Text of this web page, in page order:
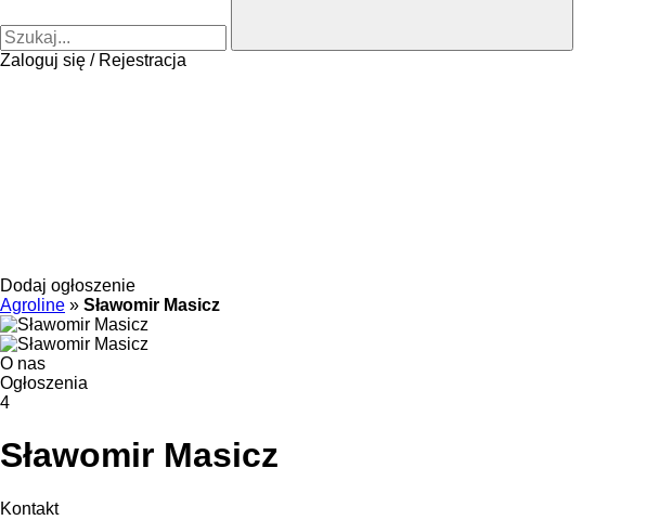
Zaloguj się / Rejestracja
Dodaj ogłoszenie
Agroline » Sławomir Masicz
O nas
Ogłoszenia
4
Sławomir Masicz
Kontakt